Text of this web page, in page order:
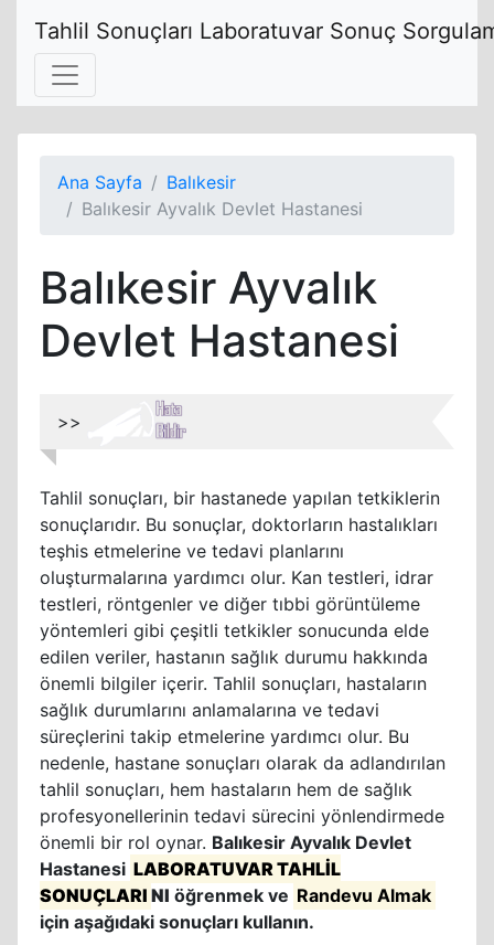
Tahlil Sonuçları Laboratuvar Sonuç
Ana Sayfa
Balıkesir
Balıkesir Ayvalık Devlet Hastanesi
Balıkesir Ayvalık
Devlet Hastanesi
>>
Tahlil sonuçları, bir hastanede yapılan tetkiklerin
sonuçlarıdır. Bu sonuçlar, doktorların hastalıkları
teşhis etmelerine ve tedavi planlarını
oluşturmalarına yardımcı olur. Kan testleri, idrar
testleri, röntgenler ve diğer tıbbi görüntüleme
yöntemleri gibi çeşitli tetkikler sonucunda elde
edilen veriler, hastanın sağlık durumu hakkında
önemli bilgiler içerir. Tahlil sonuçları, hastaların
sağlık durumlarını anlamalarına ve tedavi
süreçlerini takip etmelerine yardımcı olur. Bu
nedenle, hastane sonuçları olarak da adlandırılan
tahlil sonuçları, hem hastaların hem de sağlık
profesyonellerinin tedavi sürecini yönlendirmede
önemli bir rol oynar. Balıkesir Ayvalık Devlet
Hastanesi LABORATUVAR TAHLİL
SONUÇLARI NI öğrenmek ve Randevu Almak
için aşağıdaki sonuçları kullanın.